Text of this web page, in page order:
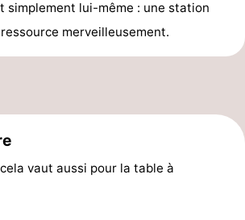
simplement lui-même : une station
merveilleusement.
vaut aussi pour la table à